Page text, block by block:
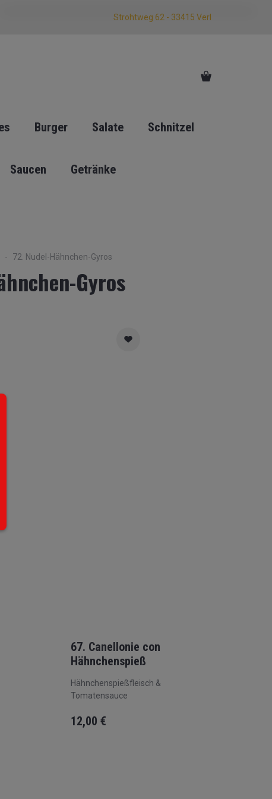
Strohtweg 62 - 33415 Verl
Burger Salate Schnitzel
Saucen Getränke
72. Nudel-Hähnchen-Gyros
Gyros
67. Canellonie con
Hähnchenspieß
Hähnchenspießfleisch &
Tomatensauce
12,00 €